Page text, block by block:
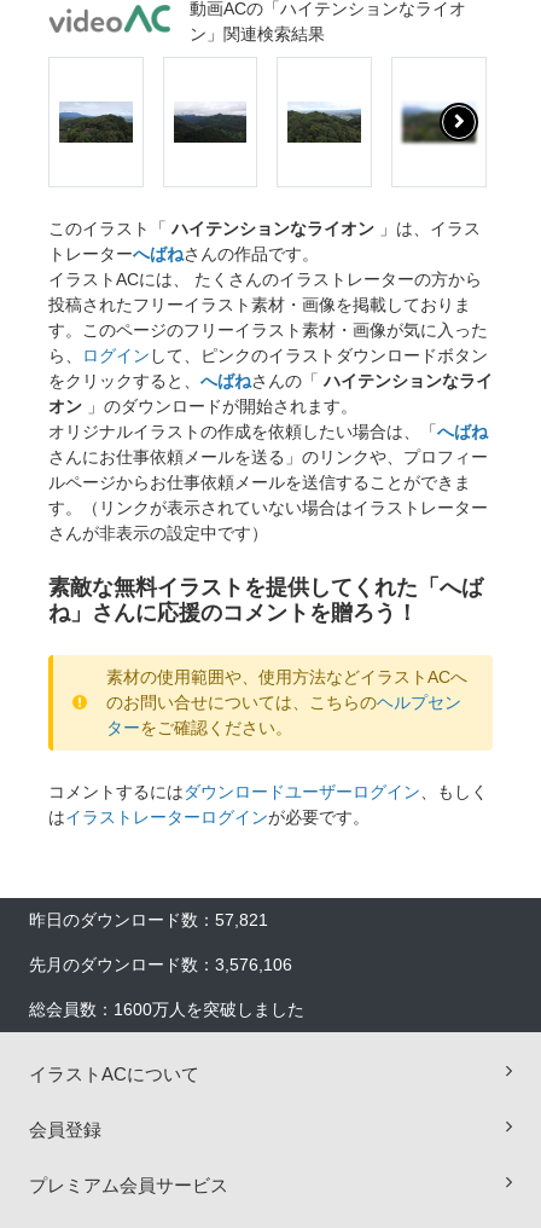
動画ACの「ハイテンションなライオ
ン」関連検索結果
このイラスト「ハイテンションなライオン 」は、イラス
トレーターへばねさんの作品です。
イラストACには、 たくさんのイラストレーターの方から
投稿されたフリーイラスト素材・画像を掲載しておりま
す。このページのフリーイラスト素材・画像が気に入った
ら、
ログイン して、ピンクのイラストダウンロードボタン
をクリックすると、 へばねさんの「ハイテンションなライ
オン 」のダウンロードが開始されます。
オリジナルイラストの作成を依頼したい場合は、「へばね
さんにお仕事依頼メールを送る」のリンクや、プロフィー
ルページからお仕事依頼メールを送信することができま
す。（リンクが表示されていない場合はイラストレーター
さんが非表示の設定中です）
素敵な無料イラストを提供してくれた「へば
ね」さんに応援のコメントを贈ろう！
素材の使用範囲や、使用方法などイラストACへ
のお問い合せについては、こちらのヘルプセン
ターをご確認ください。
コメントするにはダウンロードユーザーログイン 、もしく
はイラストレーターログインが必要です。
昨日のダウンロード数：57,821
先月のダウンロード数：3,576,106
総会員数：1600万人を突破しました
イラストACについて
会員登録
プレミアム会員サービス